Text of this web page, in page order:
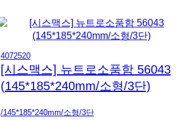
4072520
[시스맥스] 뉴트로소품함 56043
(145*185*240mm/소형/3단)
/145*185*240mm/소형/3단